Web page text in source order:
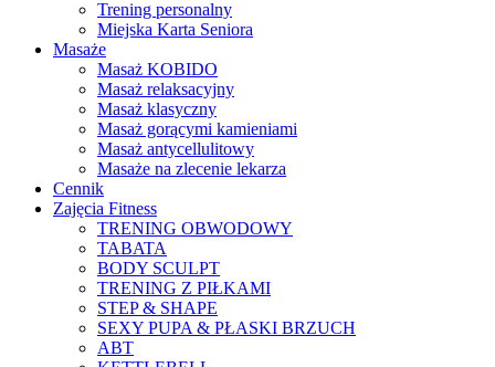
Trening personalny
Miejska Karta Seniora
Masaże
Masaż KOBIDO
Masaż relaksacyjny
Masaż klasyczny
Masaż gorącymi kamieniami
Masaż antycellulitowy
Masaże na zlecenie lekarza
Cennik
Zajęcia Fitness
TRENING OBWODOWY
TABATA
BODY SCULPT
TRENING Z PIŁKAMI
STEP & SHAPE
SEXY PUPA & PŁASKI BRZUCH
ABT